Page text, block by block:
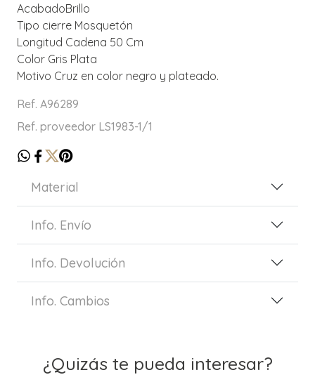
AcabadoBrillo
Tipo cierre Mosquetón
Longitud Cadena 50 Cm
Color Gris Plata
Motivo Cruz en color negro y plateado.
Ref. A96289
Ref. proveedor LS1983-1/1
Material
Info. Envío
Info. Devolución
Info. Cambios
¿Quizás te pueda interesar?